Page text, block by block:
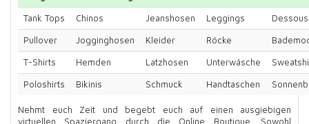
Tank Tops
Chinos Jeanshosen Leggings
Dessous
Pullover
Jogginghosen Kleider Röcke
T-Shirts
Hemden Latzhosen Unterwäsche
Poloshirts
Bikinis Schmuck Handtaschen
Nehmt euch Zeit und begebt euch auf einen ausgiebigen
virtuellen Spaziergang durch die Online Boutique. Sowohl